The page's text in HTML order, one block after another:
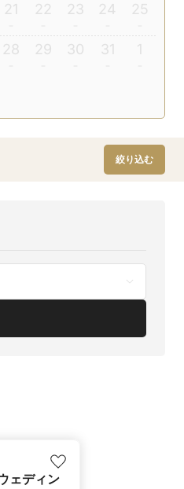
21 22 23 24 25
28 29 30 31 1
絞り込む
ェディン